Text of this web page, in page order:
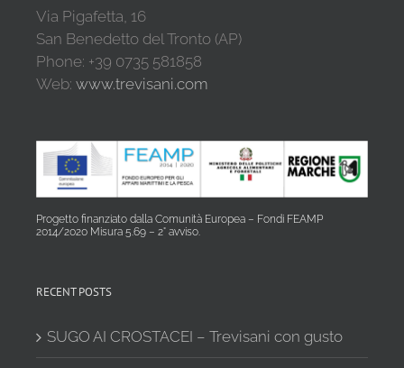
Via Pigafetta, 16
San Benedetto del Tronto (AP)
Phone: +39 0735 581858
Web: www.trevisani.com
Progetto finanziato dalla Comunità Europea – Fondi FEAMP
2014/2020 Misura 5.69 – 2° avviso.
RECENT POSTS
SUGO AI CROSTACEI – Trevisani con gusto